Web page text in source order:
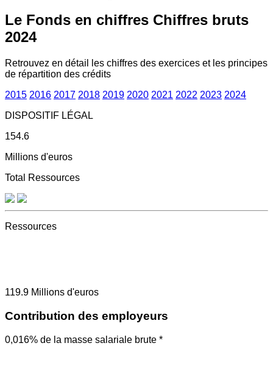
Le Fonds en chiffres Chiffres bruts
2024
Retrouvez en détail les chiffres des exercices et les principes
de répartition des crédits
2015 2016 2017 2018 2019 2020 2021 2022 2023 2024
DISPOSITIF LÉGAL
154.6
Millions d'euros
Total Ressources
Ressources
119.9 Millions d'euros
Contribution des employeurs
0,016% de la masse salariale brute *